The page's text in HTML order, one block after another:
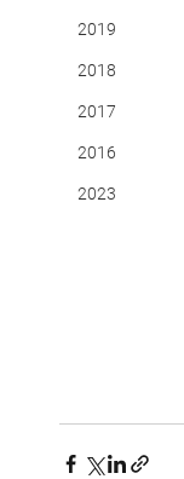
2019
2018
2017
2016
2023